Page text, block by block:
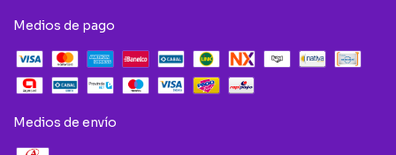
Medios de pago
Medios de envío